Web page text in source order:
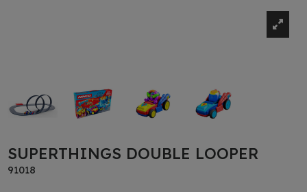
SUPERTHINGS DOUBLE LOOPER
91018